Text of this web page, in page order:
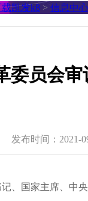
载凯发k8 > 信息中心
委员会
发布时间：2021-
、国家主席、中